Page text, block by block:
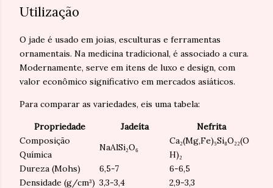
Utilização
O jade é usado em joias, esculturas e ferramentas
ornamentais. Na medicina tradicional, é associado a cura.
Modernamente, serve em itens de luxo e design, com
valor econômico significativo em mercados asiáticos.
Para comparar as variedades, eis uma tabela:
Propriedade Jadeíta
Nefrita
Composição
Química
NaAlSi₂O₆
Ca₂(Mg,Fe)₅Si₈O₂₂(O
H)₂
Dureza (Mohs)
6,5-7
6-6,5
Densidade (g/cm³) 3,3-3,4
2,9-3,3